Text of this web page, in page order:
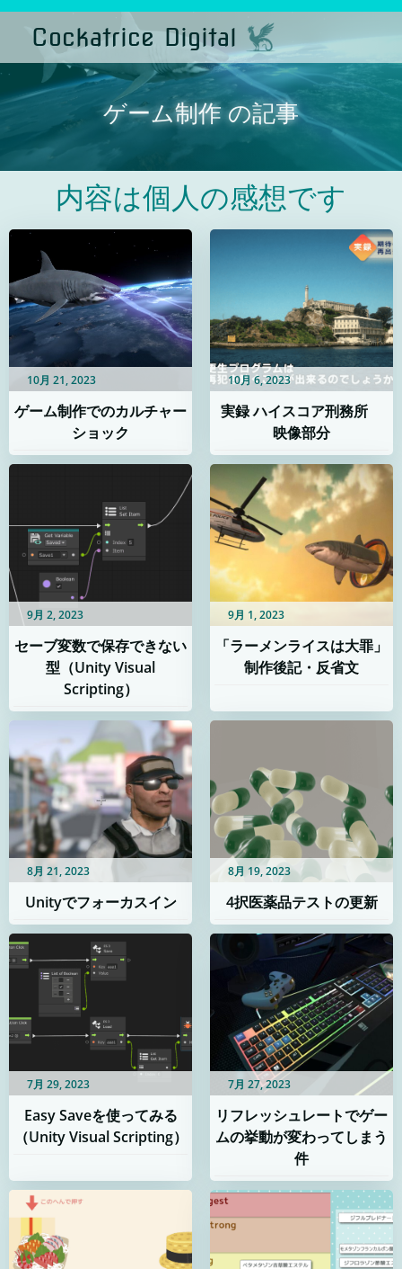
テ
ン
ツ
へ
ス
キ
ッ
Cockatrice Digital
ゲーム制作 の記事
内容は個人の感想です
10月 21, 2023
ゲーム制作でのカルチャー
ショック
10月 6, 2023
実録 ハイスコア刑務所
映像部分
9月 2, 2023
セーブ変数で保存できない
型（Unity Visual
Scripting）
9月 1, 2023
「ラーメンライスは大罪」
制作後記・反省文
8月 21, 2023
Unityでフォーカスイン
8月 19, 2023
4択医薬品テストの更新
7月 29, 2023
Easy Saveを使ってみる
（Unity Visual Scripting）
7月 27, 2023
リフレッシュレートでゲー
ムの挙動が変わってしまう
件